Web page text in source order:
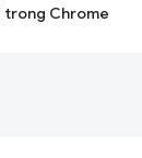
trong Chrome